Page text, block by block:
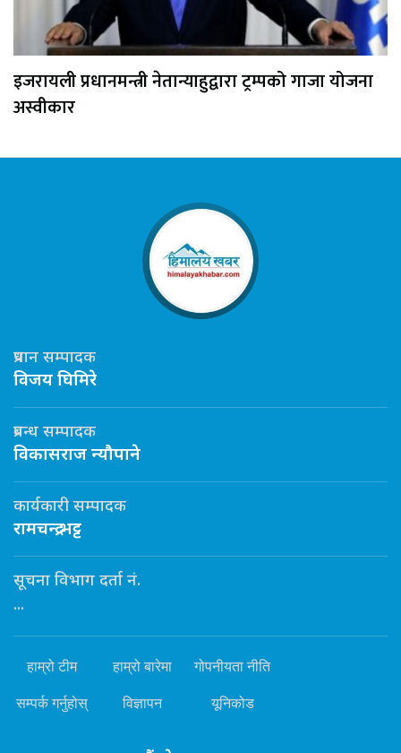
इजरायली प्रधानमन्त्री नेतान्याहुद्वारा ट्रम्पको गाजा योजना
अस्वीकार
प्रधान सम्पादक
विजय घिमिरे
प्रबन्ध सम्पादक
विकासराज न्यौपाने
कार्यकारी सम्पादक
रामचन्द्र भट्ट
सूचना विभाग दर्ता नं.
...
हाम्रो टीम हाम्रो बारेमा गोपनीयता नीति
सम्पर्क गर्नुहोस् विज्ञापन यूनिकोड